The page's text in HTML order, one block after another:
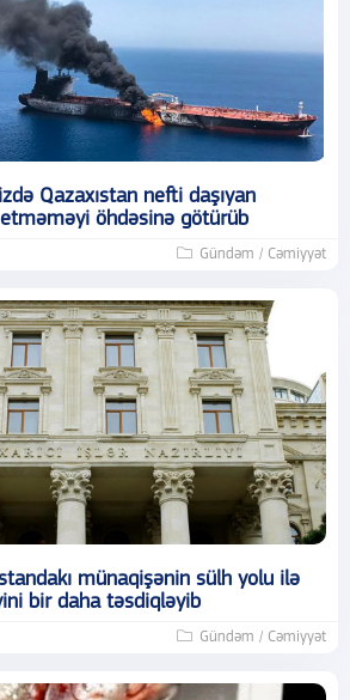
Qazaxıstan nefti daşıyan
öhdəsinə götürüb
Gündəm / Cəmiyyət
münaqişənin sülh yolu ilə
bir daha təsdiqləyib
Gündəm / Cəmiyyət